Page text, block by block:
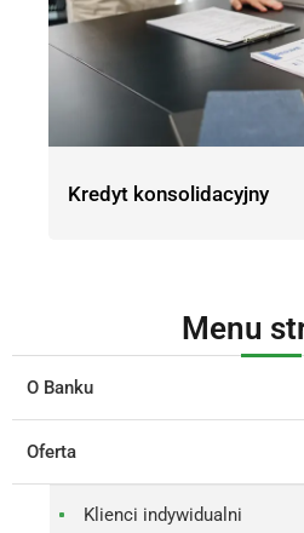
Menu
O Banku
Oferta
Klienci indywidualni
Kredyt konsolidacyjny